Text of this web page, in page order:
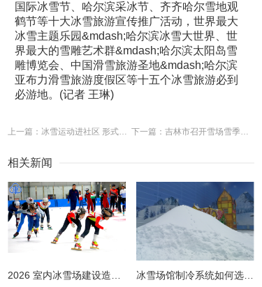
国际冰雪节、哈尔滨采冰节、齐齐哈尔雪地观
鹤节等十大冰雪旅游宣传推广活动，世界最大
冰雪主题乐园&mdash;哈尔滨冰雪大世界、世
界最大的雪雕艺术群&mdash;哈尔滨太阳岛雪
雕博览会、中国滑雪旅游圣地&mdash;哈尔滨
亚布力滑雪旅游度假区等十五个冰雪旅游必到
必游地。(记者 王琳)
上一篇：冰雪运动进社区 形式多样特色足 下一篇：吉林市召开雪场雪季疫情防控工作专题会议
相关新闻
2026 室内冰雪场建设造价全解析 | 预算明细 + 避坑指南 冰雪场馆制冷系统如何选择更节能？从设计到运维的全链路节能指南